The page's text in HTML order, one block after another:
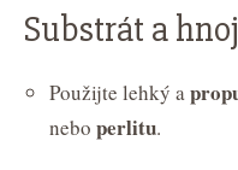
Substrát a
Použijte lehký a
nebo perlitu.